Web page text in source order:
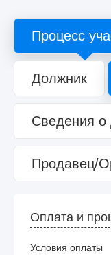
Процесс
Должник
Сведения о
Продавец/
Оплата и
Условия оплаты